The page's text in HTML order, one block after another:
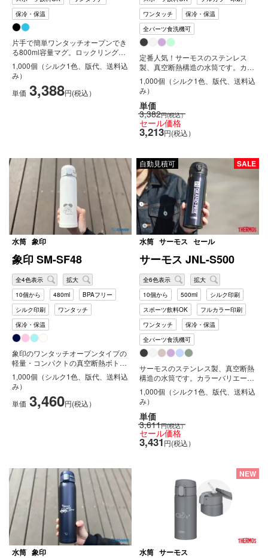
保冷・保温
片手で簡単ワンタッチオープンでき
る800ml容量マグ。ロックリングも
付いているので、カバンの開いて
し...
1,000個（シルク1色、版代、送料込
み）
単価 3,388円(税込）
ワンタッチ
保冷・保温
全パーツ食洗機可
定番人気！サーモスのステンレス
製、真空断熱構造の水筒です。カラ
ーバリエーションは豊富な4色ござ
います...
1,000個（シルク1色、版代、送料込
み）
単価
3,382円(税込）
セール価格
3,213円(税込）
水筒 象印
象印 SM-SF48
全4色表示
拡大
10個から
480ml
BPAフリー
シルク印刷
ワンタッチ
保冷・保温
象印のワンタッチオープンタイプの
軽量・コンパクトの真空断熱ボトル
です。内面フッ素コート、エアーベ
ント...
1,000個（シルク1色、版代、送料込
み）
単価 3,460円(税込）
自動見積可 SALE
水筒 サーモス セール
サーモス JNL-S500
全6色表示
拡大
10個から
500ml
シルク印刷
スポーツ飲料OK
フルカラー印刷
ワンタッチ
保冷・保温
全パーツ食洗機可
サーモスのステンレス製、真空断熱
構造の水筒です。カラーバリエーシ
ョンは豊富な6色ございます。サー
モス...
1,000個（シルク1色、版代、送料込
み）
単価
3,611円(税込）
セール価格
3,431円(税込）
水筒 象印
NEW
水筒 サーモス